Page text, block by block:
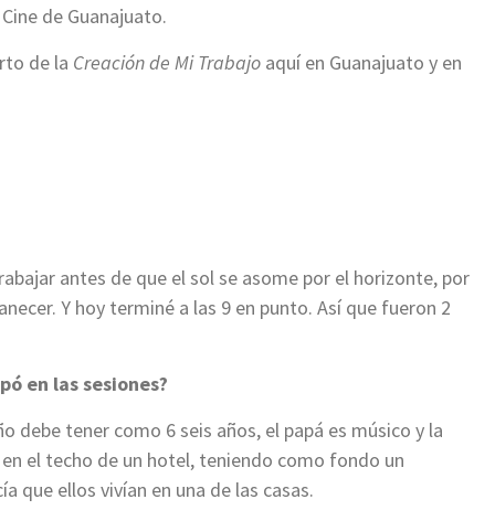
de Guanajuato.
de la Creación de Mi Trabajo aquí en Guanajuato y en
antes de que el sol se asome por el horizonte, por
Y hoy terminé a las 9 en punto. Así que fueron 2
en las sesiones?
debe tener como 6 seis años, el papá es músico y la
el techo de un hotel, teniendo como fondo un
que ellos vivían en una de las casas.